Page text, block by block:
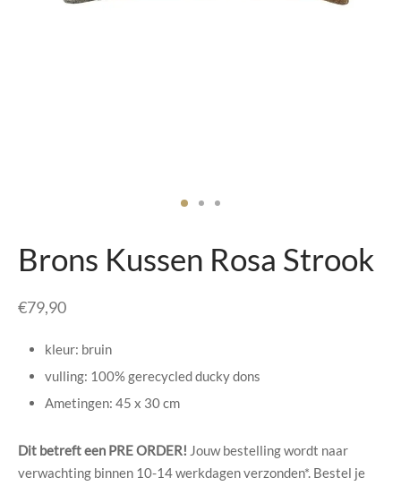
Brons Kussen Rosa Strook
€79,90
kleur: bruin
vulling: 100% gerecycled ducky dons
Ametingen: 45 x 30 cm
Dit betreft een PRE ORDER! Jouw bestelling wordt naar
verwachting binnen 10-14 werkdagen verzonden*. Bestel je
Chique
Collection